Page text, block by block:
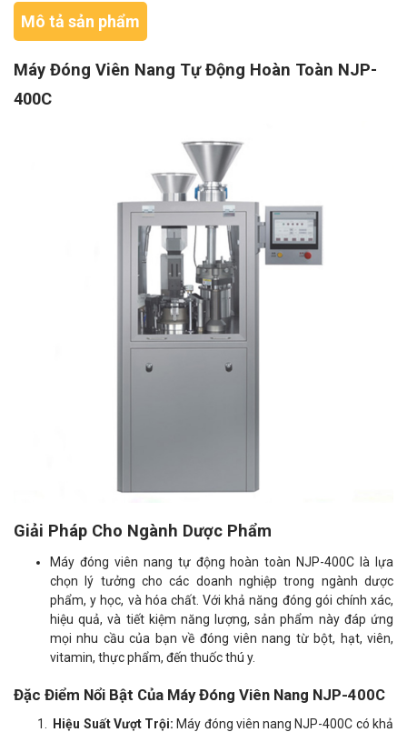
Mô tả sản phẩm
Máy Đóng Viên Nang Tự Động Hoàn Toàn NJP-
400C
Giải Pháp Cho Ngành Dược Phẩm
Máy đóng viên nang tự động hoàn toàn NJP-400C là lựa
chọn lý tưởng cho các doanh nghiệp trong ngành dược
phẩm, y học, và hóa chất. Với khả năng đóng gói chính xác,
hiệu quả, và tiết kiệm năng lượng, sản phẩm này đáp ứng
mọi nhu cầu của bạn về đóng viên nang từ bột, hạt, viên,
vitamin, thực phẩm, đến thuốc thú y.
Đặc Điểm Nổi Bật Của Máy Đóng Viên Nang NJP-400C
Hiệu Suất Vượt Trội: Máy đóng viên nang NJP-400C có khả